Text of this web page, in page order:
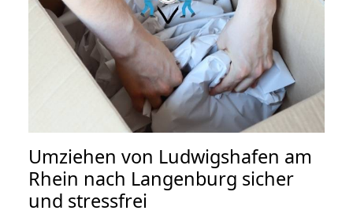
Umziehen von Ludwigshafen am
Rhein nach Langenburg sicher
und stressfrei